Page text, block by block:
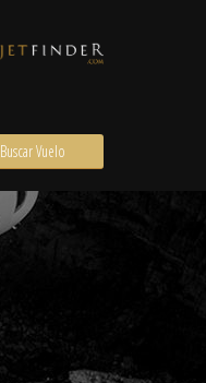
Buscar Vuelo